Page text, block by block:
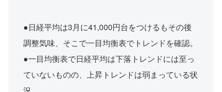
●日経平均は3月に41,000円台をつけるもその後
調整気味、そこで一目均衡表でトレンドを確認。
●一目均衡表で日経平均は下落トレンドには至っ
ていないものの、上昇トレンドは弱まっている状